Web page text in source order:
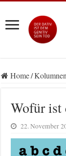
Home/
Wofür ist
22. November